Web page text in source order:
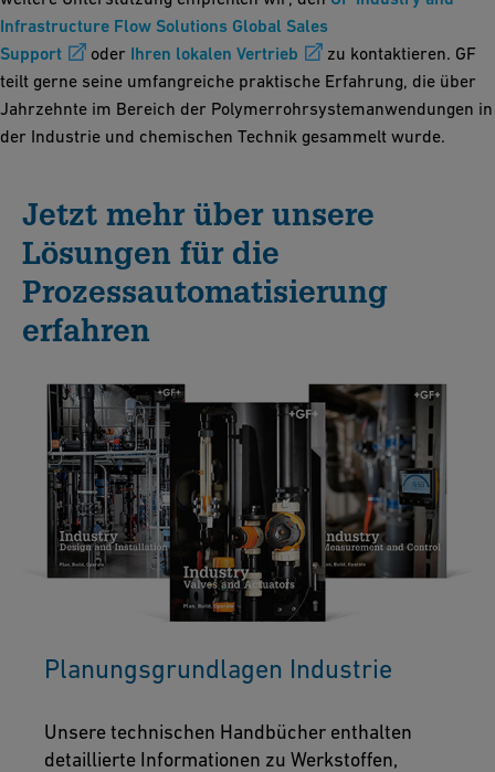
Infrastructure Flow Solutions Global Sales
Support
oder Ihren lokalen Vertrieb
zu kontaktieren. GF
teilt gerne seine umfangreiche praktische Erfahrung, die über
Jahrzehnte im Bereich der Polymerrohrsystemanwendungen in
der Industrie und chemischen Technik gesammelt wurde.
Jetzt mehr über unsere
Lösungen für die
Prozessautomatisierung
erfahren
Planungsgrundlagen Industrie
Unsere technischen Handbücher enthalten
detaillierte Informationen zu Werkstoffen,